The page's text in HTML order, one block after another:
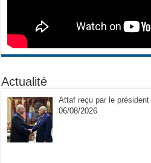
Actualité
Attaf reçu par le
06/08/2026